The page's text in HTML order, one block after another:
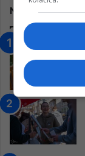
Najčitanije